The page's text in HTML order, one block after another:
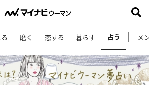
磨く 恋する 暮らす 占う メ